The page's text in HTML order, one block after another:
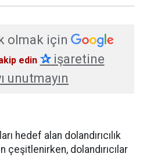
olmak için
edin ✰işaretine
unutmayın
hedef alan dolandırıcılık
dolandırıcılar